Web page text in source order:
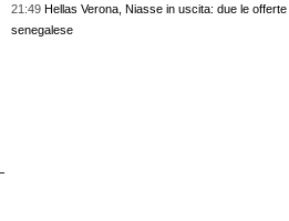
21:49 Hellas Verona, Niasse in uscita: due le
senegalese